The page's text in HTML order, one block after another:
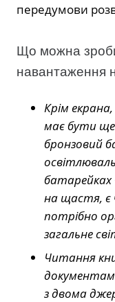
передумови
Що можна
навантаження
Крім
має бути ще
бронзовий
батарейках
на щастя, є
потрібно
загальне
Читання
з двома